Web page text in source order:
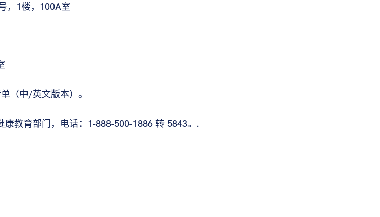
，1楼，100A室
（中/英文版本）。
教育部门，电话：1-888-500-1886 转 5843。.